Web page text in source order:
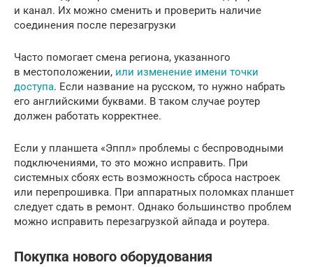
и канал. Их можно сменить и проверить наличие
соединения после перезагрузки
Часто помогает смена региона, указанного
в местоположении, или изменение имени точки
доступа. Если название на русском, то нужно набрать
его английскими буквами. В таком случае роутер
должен работать корректнее.
Если у планшета «Эппл» проблемы с беспроводными
подключениями, то это можно исправить. При
системных сбоях есть возможность сброса настроек
или перепрошивка. При аппаратных поломках планшет
следует сдать в ремонт. Однако большинство проблем
можно исправить перезагрузкой айпада и роутера.
Покупка нового оборудования